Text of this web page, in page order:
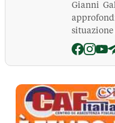
Gianni
situazione
La Pressa